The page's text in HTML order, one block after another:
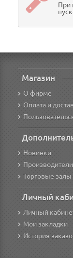
При
Магазин
О фирме
Оплата и
Новинки
Производители
Торговые залы
Личный
Личный
Мои закладки
История